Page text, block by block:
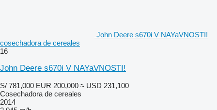
John Deere s670i V NAYaVNOSTI!
cosechadora de cereales
16
John Deere s670i V NAYaVNOSTI!
S/ 781,000 EUR 200,000 ≈ USD 231,100
Cosechadora de cereales
2014